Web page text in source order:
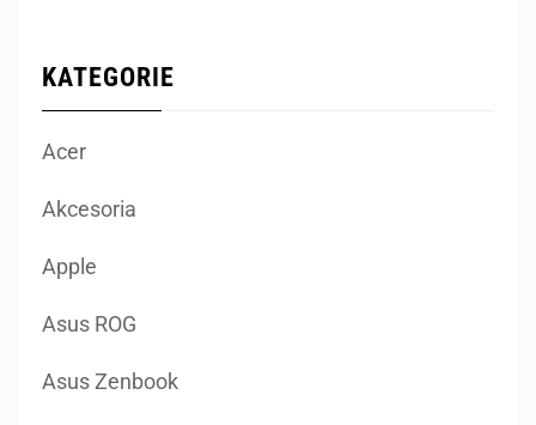
KATEGORIE
Acer
Akcesoria
Apple
Asus ROG
Asus Zenbook